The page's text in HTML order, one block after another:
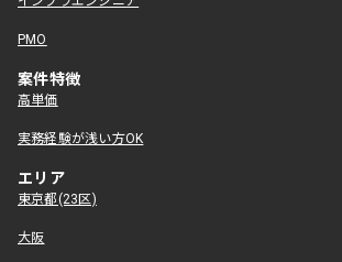
PMO
案件特徴
高単価
実務経験が浅い方OK
エリア
東京都(23区)
大阪